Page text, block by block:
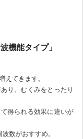
機能タイプ」
えてきます。
り、むくみをとったり
得られる効果に違いが
数がおすすめ。